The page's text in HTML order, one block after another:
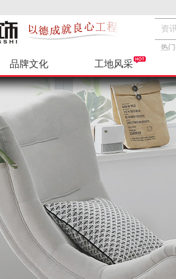
资
热门
品牌文化
公司招聘
工地风采
VR样板间 基
环保辅料 透明报价